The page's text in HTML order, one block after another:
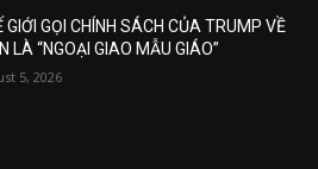
GIỚI GỌI CHÍNH SÁCH CỦA TRUMP VỀ
LÀ “NGOẠI GIAO MẪU GIÁO”
5, 2026